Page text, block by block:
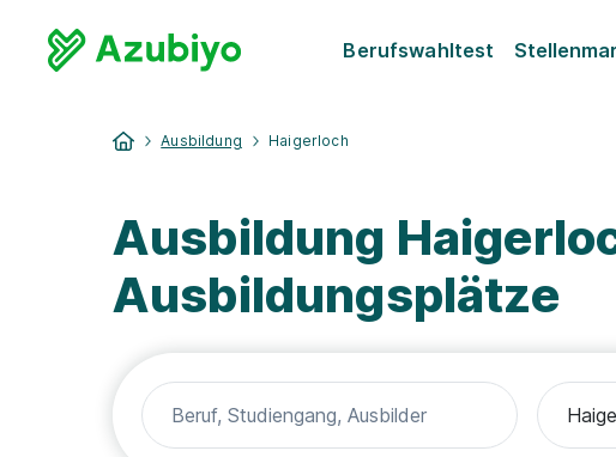
Berufswahltest
Ausbildung Haigerloch
Ausbildung
Ausbildungsplätze